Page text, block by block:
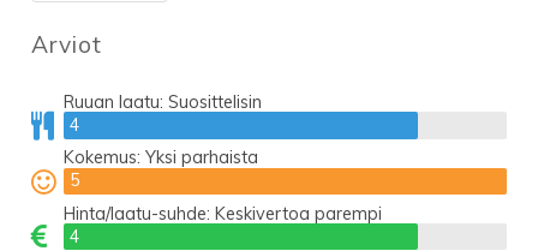
Arviot
Ruuan laatu:Suosittelisin
4
4
Kokemus:Yksi parhaista
5
5
Hinta/laatu-suhde:Keskivertoa parempi
4
4